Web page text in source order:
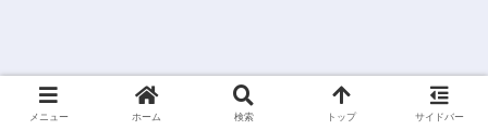
メニュー ホーム 検索 トップ サイドバー